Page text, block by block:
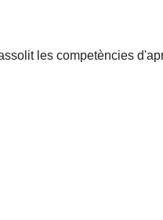
les competències